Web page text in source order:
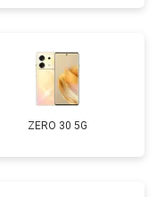
ZERO 30 5G